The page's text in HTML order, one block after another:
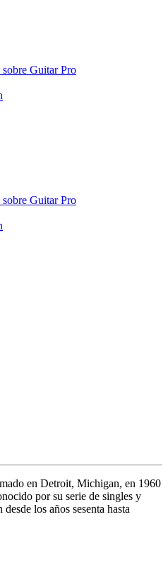
Guitar Pro
Guitar Pro
en Detroit, Michigan, en 1960
por su serie de singles y
los años sesenta hasta